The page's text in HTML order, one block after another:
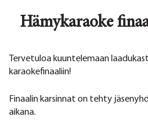
Hämykaraoke
Tervetuloa kuuntelemaan
karaokefinaaliin!
Finaalin karsinnat on tehty
aikana.